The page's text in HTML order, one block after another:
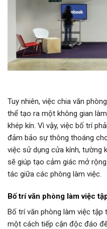
Tuy nhiên, việc chia văn
thể tạo ra một không gian
khép kín. Vì vậy, việc bố trí
đảm bảo sự thông thoáng
việc sử dụng cửa kính, tường
sẽ giúp tạo cảm giác mở
tác giữa các phòng làm việc.
Bố trí văn phòng làm việc
Bố trí văn phòng làm việc tập
một cách tiếp cận độc đáo